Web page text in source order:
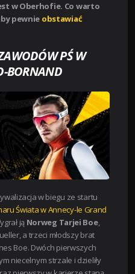
w Oberhofie. Co warto
pewnie obstawiać
PŚ W
BORNAND
w biegu ze startu
Świata w Annecy-le Grand
ją Norweg Tarjei Boe,
a trzeci młodszy brat
Boe. Dwóch pierwszych
niecelnym strzale i dzieliły